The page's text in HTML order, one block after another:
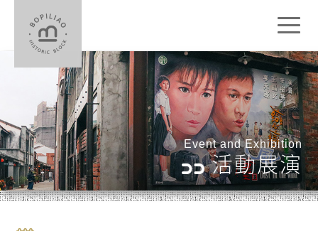
Event and Exhibition
活動展演